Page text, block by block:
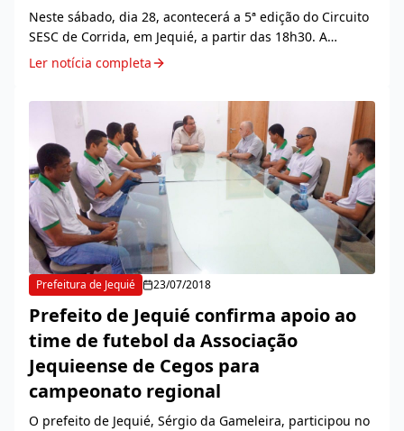
Neste sábado, dia 28, acontecerá a 5ª edição do Circuito
SESC de Corrida, em Jequié, a partir das 18h30. A
concentração dos atletas será às 17h30, em frente ao
Colégio Modelo, na Avenida César Borges...
Ler notícia completa
Prefeitura de Jequié 23/07/2018
Prefeito de Jequié confirma apoio ao
time de futebol da Associação
Jequieense de Cegos para
campeonato regional
O prefeito de Jequié, Sérgio da Gameleira, participou no